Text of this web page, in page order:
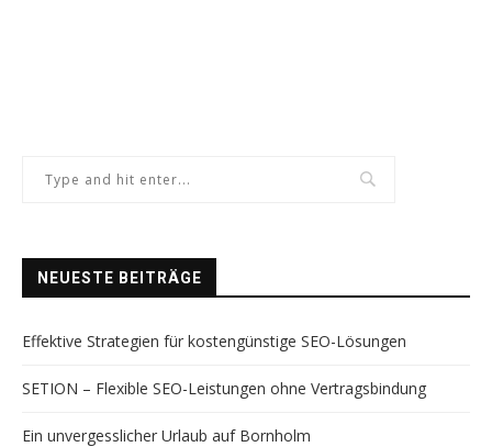
NEUESTE BEITRÄGE
Effektive Strategien für kostengünstige SEO-Lösungen
SETION – Flexible SEO-Leistungen ohne Vertragsbindung
Ein unvergesslicher Urlaub auf Bornholm